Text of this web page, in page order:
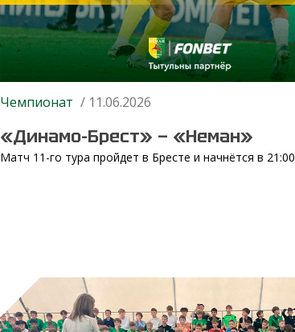
Чемпионат / 11.06.2026
«Динамо-Брест» — «Неман»
Матч 11-го тура пройдет в Бресте и начнётся в 21:00